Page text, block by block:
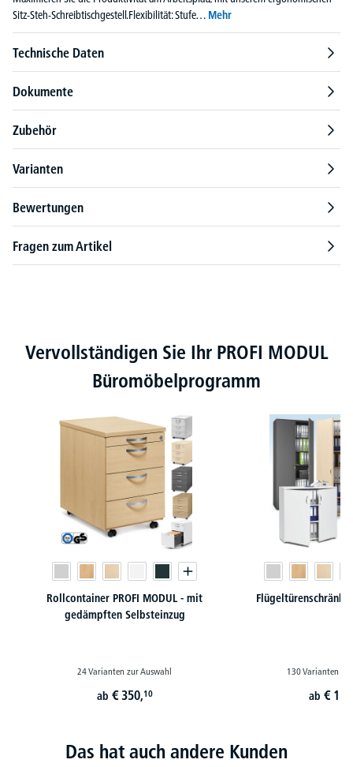
Sitz-Steh-Schreibtischgestell.Flexibilität: Stufe… Mehr
Technische Daten
Dokumente
Zubehör
Varianten
Bewertungen
Fragen zum Artikel
Produktgalerie überspringen
Vervollständigen Sie Ihr PROFI MODUL
Büromöbelprogramm
Rollcontainer PROFI MODUL - mit
gedämpften Selbsteinzug
24 Varianten zur Auswahl
ab € 350,10
Flügeltürenschränke
130 Varianten
ab €
Das hat auch andere Kunden